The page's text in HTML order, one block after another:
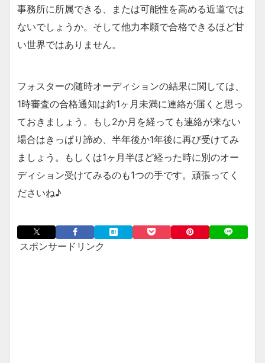
事務所に所属できる、または可能性を高める近道では
ないでしょうか。そして他力本願で合格できるほど甘
い世界ではありません。
フォスターの随時オーディションの結果に関しては、
1時審査の合格通知は約1ヶ月未満に連絡が届くと思っ
ておきましょう。もし2か月を経っても連絡が来ない
場合はきっぱり諦め、半年後か1年後に再び受けてみ
ましょう。もしくは1ヶ月半ほど経った時に別のオー
ディション受けてみるのも1つの手です。頑張ってく
ださいね♪
スポンサードリンク